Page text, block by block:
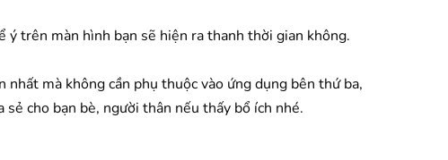
trên màn hình bạn sẽ hiện ra thanh thời gian không.
nhất mà không cần phụ thuộc vào ứng dụng bên thứ ba,
cho bạn bè, người thân nếu thấy bổ ích nhé.